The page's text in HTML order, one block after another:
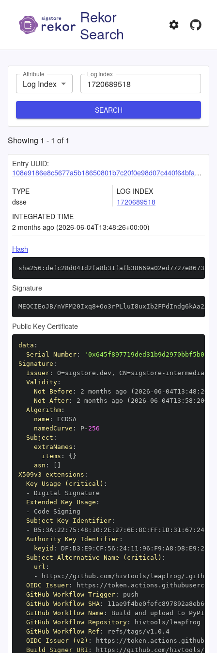
Rekor
Search
Attribute
Log Index
Log Index
SEARCH
Showing 1 - 1 of1
Entry UUID:
108e9186e8c5677a5b18650801b7c20f0e98d07c440f64bfa9aa887ba895bd786f05ebbc318e3af3
TYPE
dsse
LOG INDEX
1720689518
INTEGRATED TIME
2 months ago (2026-06-04T13:48:26+00:00)
Hash
Signature
MEQCIEoJB/
Public Key Certificate
data :
Serial Number:
Signature :
Issuer: O=sigstore.dev , CN=sigstore -
Validity:
Not Before : 2 months ago (2026 -06 -04T13 : 48 :
Not After: 2 months ago (2026 -06 -04T13 : 58 : 20+00
Algorithm:
name :
namedCurve : P- 256
Subject :
extraNames :
items : { }
asn :
X509v3 extensions :
Key Usage (critical) :
-
Extended Key Usage :
-
Subject Key Identifier:
-
B5 : 3A : 22 : 75 : 48 : 10 : 2E : 27 : 6E : 8C : FF : 1D : 31 : 67 : 24:
Authority Key Identifier:
keyid : DF : D3 : E9 : CF : 56 : 24: 11 : 96 : F9 : A8 : D8 : E9 : 28
Subject Alternative Name (critical) :
url :
-
https : //github.com/hivtools/leapfrog/.github/
OIDC Issuer: https :
GitHub Workflow Trigger:
GitHub Workflow SHA:
GitHub Workflow Name :
GitHub Workflow Repository:
GitHub Workflow Ref :
refs/tags/v1.0.4
OIDC Issuer (v2) : https :
Build Signer URI : https : //github.com/hivtools/